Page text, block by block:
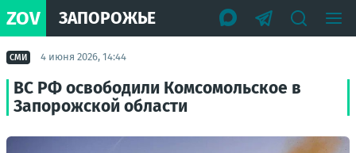
ZOV ЗАПОРОЖЬЕ
СМИ 4 июня 2026, 14:44
ВС РФ освободили Комсомольское в
Запорожской области